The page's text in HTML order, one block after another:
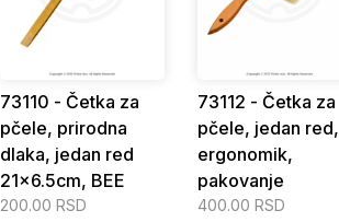
73110 - Četka za
pčele, prirodna
dlaka, jedan red
21x6.5cm, BEE
200.00 RSD
73112 - Četka za
pčele, jedan red,
ergonomik,
pakovanje
400.00 RSD